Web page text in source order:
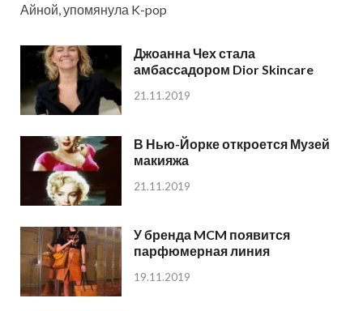
Айной, упомянула K-pop
Джоанна Чех стала
амбассадором Dior Skincare
21.11.2019
В Нью-Йорке откроется Музей
макияжа
21.11.2019
У бренда MCM появится
парфюмерная линия
19.11.2019